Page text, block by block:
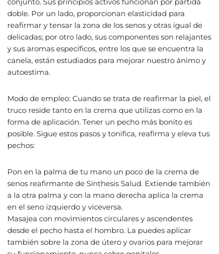
doble. Por un lado, proporcionan elasticidad para
reafirmar y tensar la zona de los senos y otras igual de
delicadas; por otro lado, sus componentes son relajantes
y sus aromas específicos, entre los que se encuentra la
canela, están estudiados para mejorar nuestro ánimo y
autoestima.
Modo de empleo: Cuando se trata de reafirmar la piel, el
truco reside tanto en la crema que utilizas como en la
forma de aplicación. Tener un pecho más bonito es
posible. Sigue estos pasos y tonifica, reafirma y eleva tus
pechos:
Pon en la palma de tu mano un poco de la crema de
senos reafirmante de Sinthesis Salud. Extiende también
a la otra palma y con la mano derecha aplica la crema
en el seno izquierdo y viceversa.
Masajea con movimientos circulares y ascendentes
desde el pecho hasta el hombro. La puedes aplicar
también sobre la zona de útero y ovarios para mejorar